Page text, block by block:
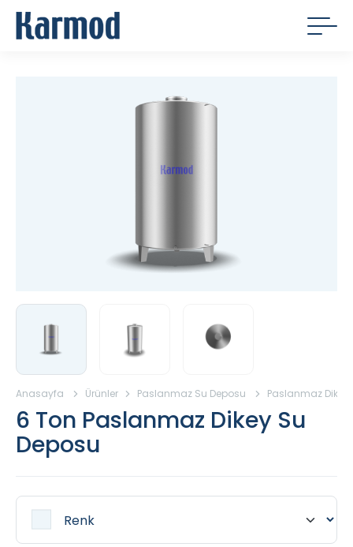
Anasayfa Ürünler Paslanmaz Su Deposu Paslanmaz Dikey
6 Ton Paslanmaz Dikey Su
Deposu